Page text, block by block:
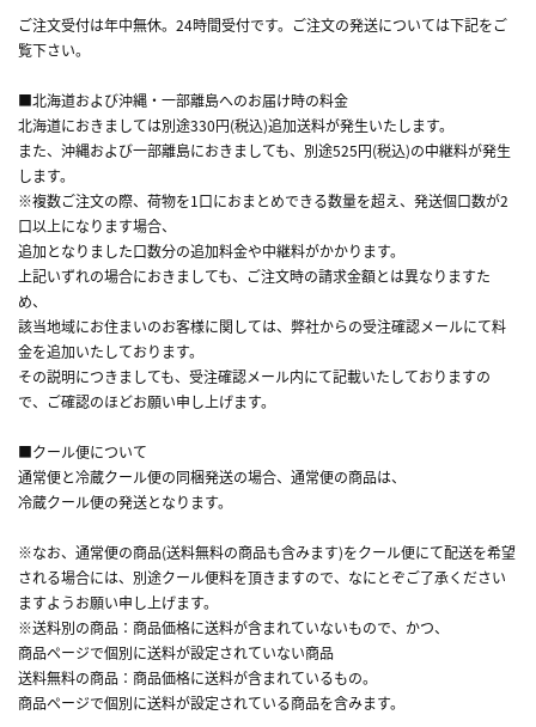
ご注文受付は年中無休。24時間受付です。ご注文の発送については下記をご
覧下さい。
■北海道および沖縄・一部離島へのお届け時の料金
北海道におきましては別途330円(税込)追加送料が発生いたします。
また、沖縄および一部離島におきましても、別途525円(税込)の中継料が発生
します。
※複数ご注文の際、荷物を1口におまとめできる数量を超え、発送個口数が2
口以上になります場合、
追加となりました口数分の追加料金や中継料がかかります。
上記いずれの場合におきましても、ご注文時の請求金額とは異なりますた
め、
該当地域にお住まいのお客様に関しては、弊社からの受注確認メールにて料
金を追加いたしております。
その説明につきましても、受注確認メール内にて記載いたしておりますの
で、ご確認のほどお願い申し上げます。
■クール便について
通常便と冷蔵クール便の同梱発送の場合、通常便の商品は、
冷蔵クール便の発送となります。
※なお、通常便の商品(送料無料の商品も含みます)をクール便にて配送を希望
される場合には、別途クール便料を頂きますので、なにとぞご了承ください
ますようお願い申し上げます。
※送料別の商品：商品価格に送料が含まれていないもので、かつ、
商品ページで個別に送料が設定されていない商品
送料無料の商品：商品価格に送料が含まれているもの。
商品ページで個別に送料が設定されている商品を含みます。